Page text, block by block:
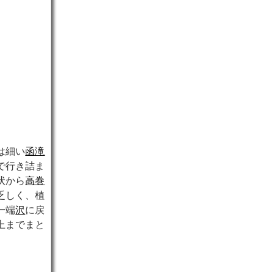
細い函滝
行き詰ま
から高巻
しく、植
端沢に戻
までまと